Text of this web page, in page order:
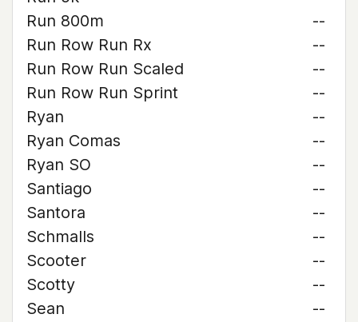
Run 800m
--
Run Row Run Rx
--
Run Row Run Scaled
--
Run Row Run Sprint
--
Ryan
--
Ryan Comas
--
Ryan SO
--
Santiago
--
Santora
--
Schmalls
--
Scooter
--
Scotty
--
Sean
--